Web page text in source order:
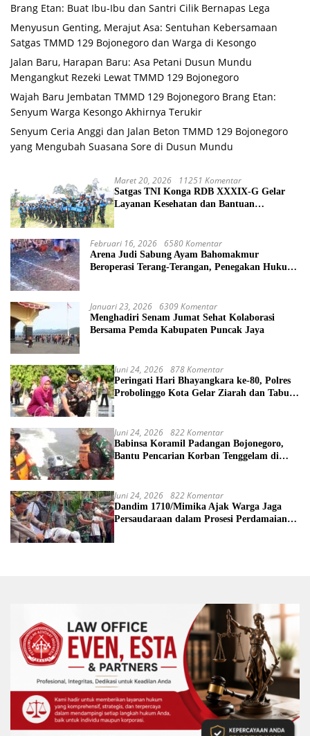
Brang Etan: Buat Ibu-Ibu dan Santri Cilik Bernapas Lega
Menyusun Genting, Merajut Asa: Sentuhan Kebersamaan
Satgas TMMD 129 Bojonegoro dan Warga di Kesongo
Jalan Baru, Harapan Baru: Asa Petani Dusun Mundu
Mengangkut Rezeki Lewat TMMD 129 Bojonegoro
Wajah Baru Jembatan TMMD 129 Bojonegoro Brang Etan:
Senyum Warga Kesongo Akhirnya Terukir
Senyum Ceria Anggi dan Jalan Beton TMMD 129 Bojonegoro
yang Mengubah Suasana Sore di Dusun Mundu
Maret 20, 2026 11251 Komentar
Satgas TNI Konga RDB XXXIX-G Gelar
Layanan Kesehatan dan Bantuan
Februari 16, 2026 6580 Komentar
Arena Judi Sabung Ayam Bahomakmur
Beroperasi Terang-Terangan, Penegakan Hukum
Januari 23, 2026 6309 Komentar
Menghadiri Senam Jumat Sehat Kolaborasi
Bersama Pemda Kabupaten Puncak Jaya
Juni 24, 2026 878 Komentar
Peringati Hari Bhayangkara ke-80, Polres
Probolinggo Kota Gelar Ziarah dan Tabur
Juni 24, 2026 822 Komentar
Babinsa Koramil Padangan Bojonegoro,
Bantu Pencarian Korban Tenggelam di
Juni 24, 2026 822 Komentar
Dandim 1710/Mimika Ajak Warga Jaga
Persaudaraan dalam Prosesi Perdamaian